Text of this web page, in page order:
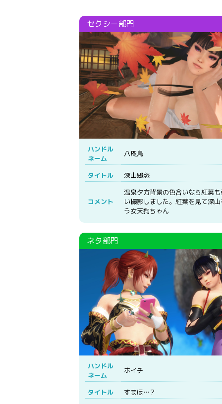
ハンドル
ネーム
八咫烏
タイトル 深山郷愁
コメント
温泉夕方背景の色合いなら紅葉
い撮影しました。紅葉を見て深
う女天狗ちゃん
ハンドル
ネーム
ホイチ
タイトル すまほ…？